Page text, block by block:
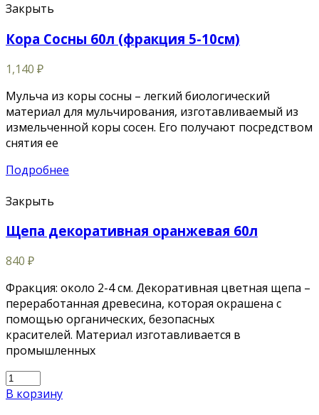
Закрыть
Кора Сосны 60л (фракция 5-10см)
1,140 ₽
Мульча из коры сосны – легкий биологический
материал для мульчирования, изготавливаемый из
измельченной коры сосен. Его получают посредством
снятия ее
Подробнее
Закрыть
Щепа декоративная оранжевая 60л
840 ₽
Фракция: около 2-4 см. Декоративная цветная щепа –
переработанная древесина, которая окрашена с
помощью органических, безопасных
красителей. Материал изготавливается в
промышленных
В корзину